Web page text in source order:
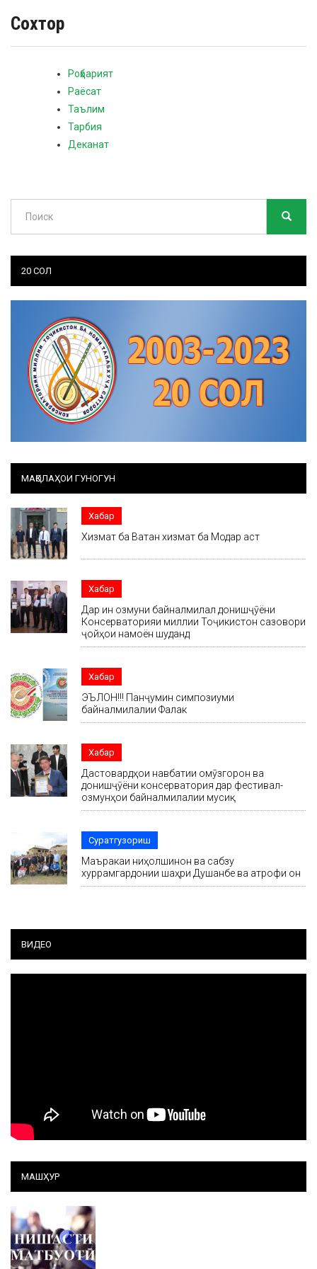
Сохтор
Роҳбарият
Раёсат
Таълим
Тарбия
Деканат
Search ПОИСК
20 СОЛ
МАҚОЛАҲОИ ГУНОГУН
Хабар
Хизмат ба Ватан хизмат ба Модар аст
Хабар
Дар ин озмуни байналмилалӣ донишҷӯёни
Консерваторияи миллии Тоҷикистон сазовори
ҷойҳои намоён шуданд
Хабар
ЭЪЛОН!!! Панҷумин симпозиуми
байналмилалии Фалак
Хабар
Дастовардҳои навбатии омӯзгорон ва
донишҷӯёни консерватория дар фестивал-
озмунҳои байналмилалии мусиқӣ
Суратгузориш
Маъракаи ниҳолшинонӣ ва сабзу
хуррамгардонии шаҳри Душанбе ва атрофи он
ВИДЕО
МАШҲУР